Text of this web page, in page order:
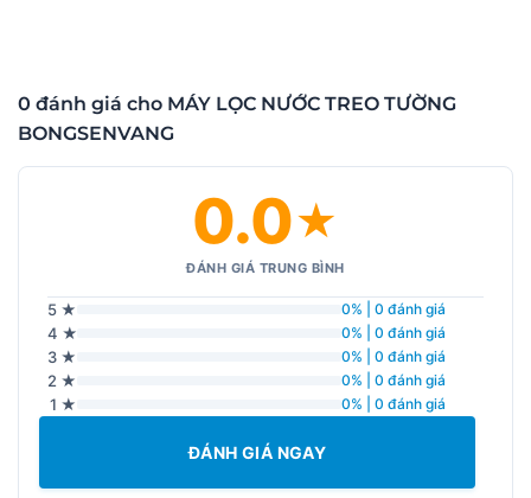
0 đánh giá cho MÁY LỌC NƯỚC TREO TƯỜNG
BONGSENVANG
0.0★
ĐÁNH GIÁ TRUNG BÌNH
5 ★ 0% | 0 đánh giá
4 ★ 0% | 0 đánh giá
3 ★ 0% | 0 đánh giá
2 ★ 0% | 0 đánh giá
1 ★ 0% | 0 đánh giá
ĐÁNH GIÁ NGAY